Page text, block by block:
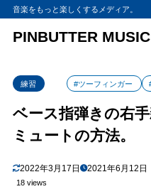
音楽をもっと楽しくするメディア。
PINBUTTER
練習 #ツーフィンガー
ベース指弾きの右
ミュートの方法。
2022年3月17日 2021年6月12日
18 views